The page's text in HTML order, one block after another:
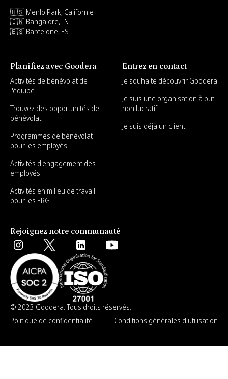
🇺🇸 Menlo Park, Californie
🇮🇳 Bangalore, IN
🇪🇸 Barcelone, ES
Planifiez avec Goodera
Activités de bénévolat de
l'équipe
Trouvez des opportunités de
bénévolat
Programmes de bénévolat
pour les employés
Activités d'engagement des
employés
Activités en milieu de travail
pour les ERG
Entrez en contact
Je souhaite découvrir Goodera
Je suis une organisation à but
non lucratif
Je suis déjà un client
Rejoignez notre communauté
© 2023 Goodera. Tous droits réservés.
Politique de confidentialité
Conditions générales d'utilisation